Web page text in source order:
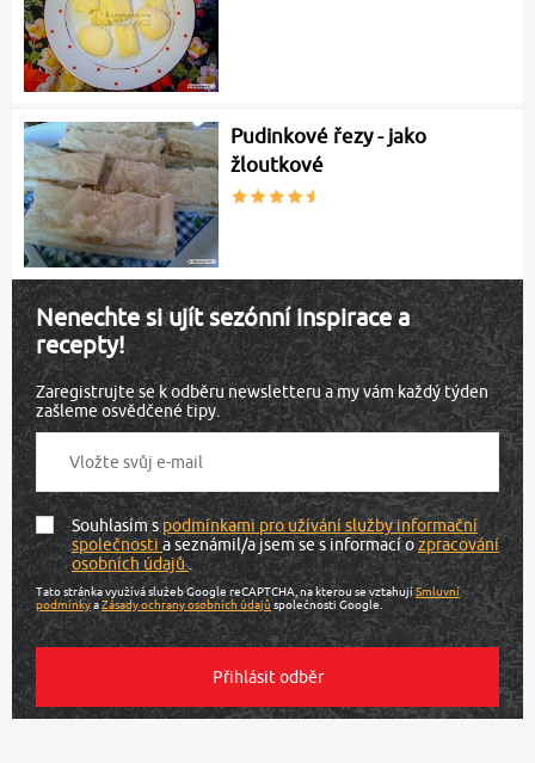
Pudinkové řezy - jako
žloutkové
Nenechte si ujít sezónní inspirace a
recepty!
Zaregistrujte se k odběru newsletteru a my vám každý týden
zašleme osvědčené tipy.
Souhlasím spodmínkami pro užívání služby informační
společnostia seznámil/a jsem se s informací ozpracování
osobních údajů.
Tato stránka využívá služeb Google reCAPTCHA, na kterou se vztahujíSmluvní
podmínkyaZásady ochrany osobních údajů společnosti Google.